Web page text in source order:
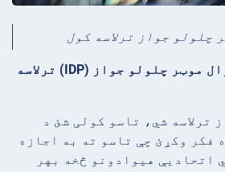
چلولو جواز ترلاسه کول
په ناروې کې د نړیوال موټر چلولو جواز (IDP) ترلاسه
ترلاسه شي، تاسو کولی شئ د
فکر وکړئ چې تاسو ته به اجازه
اتحادیې هیوادونو څخه بهر